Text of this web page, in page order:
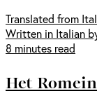
Translated from
Written in Italian
8 minutes read
Het